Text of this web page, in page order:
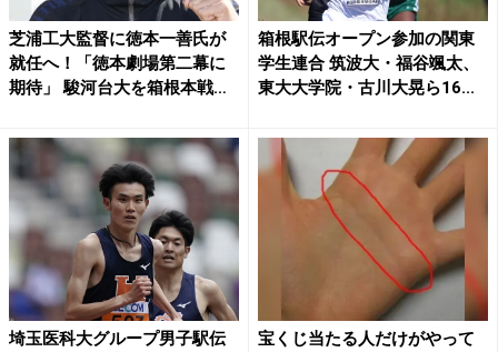
芝浦工大監督に徳本一善氏が
就任へ！「徳本劇場第二幕に
期待」 駿河台大を箱根本戦
箱根駅伝オープン参加の関東
学生連合 筑波大・福谷颯太、
東大大学院・古川大晃ら16...
埼玉医科大グループ男子駅伝
宝くじ当たる人だけがやって